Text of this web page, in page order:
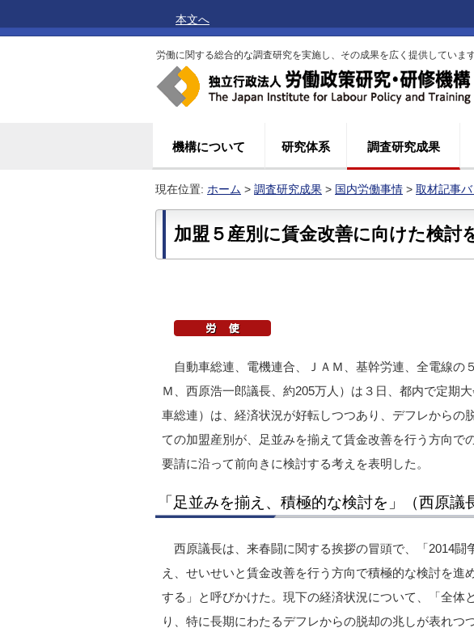
本文へ
労働に関する総合的な調査研究を実施し、その成果を広く提供しています
機構について 研究体系 調査研究成果
現在位置: ホーム > 調査研究成果 > 国内労働事情 > 取材記事
加盟５産別に賃金改善に向けた検討
自動車総連、電機連合、ＪＡＭ、基幹労連、全電線の
Ｍ、西原浩一郎議長、約205万人）は３日、都内で定期
車総連）は、経済状況が好転しつつあり、デフレからの
ての加盟産別が、足並みを揃えて賃金改善を行う方向で
要請に沿って前向きに検討する考えを表明した。
「足並みを揃え、積極的な検討を」（西原議
西原議長は、来春闘に関する挨拶の冒頭で、「2014
え、せいせいと賃金改善を行う方向で積極的な検討を進
する」と呼びかけた。現下の経済状況について、「全体
り、特に長期にわたるデフレからの脱却の兆しが表れつ